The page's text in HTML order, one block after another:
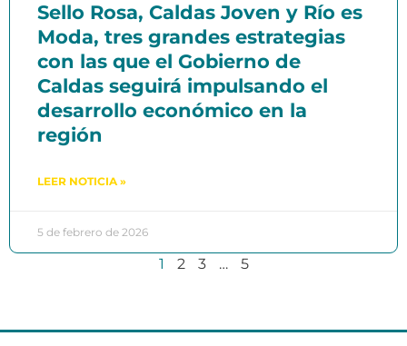
Sello Rosa, Caldas Joven y Río es
Moda, tres grandes estrategias
con las que el Gobierno de
Caldas seguirá impulsando el
desarrollo económico en la
región
LEER NOTICIA »
5 de febrero de 2026
1 2 3 … 5